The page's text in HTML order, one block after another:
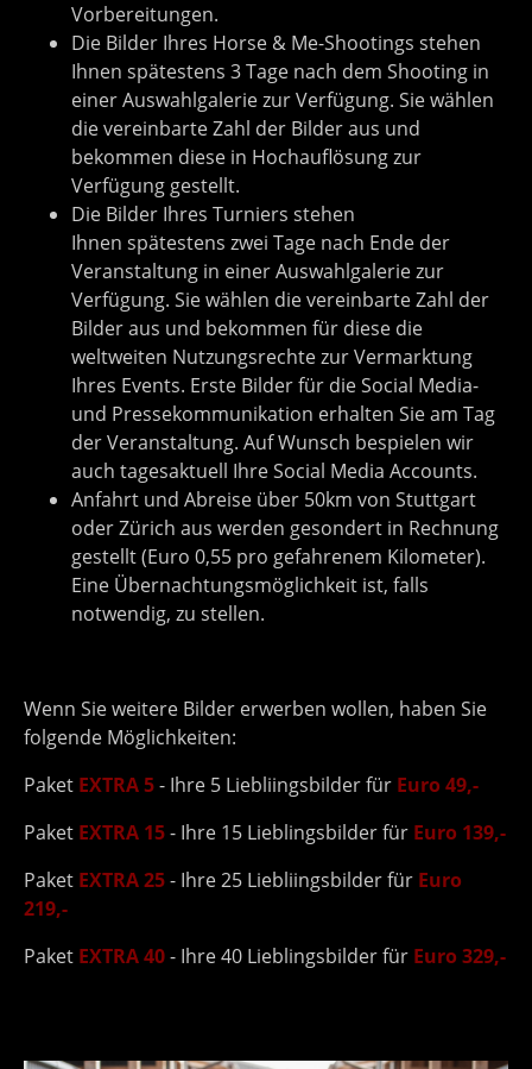
Vorbereitungen.
Die Bilder Ihres Horse & Me-Shootings stehen
Ihnen spätestens 3 Tage nach dem Shooting in
einer Auswahlgalerie zur Verfügung. Sie wählen
die vereinbarte Zahl der Bilder aus und
bekommen diese in Hochauflösung zur
Verfügung gestellt.
Die Bilder Ihres Turniers stehen
Ihnen spätestens zwei Tage nach Ende der
Veranstaltung in einer Auswahlgalerie zur
Verfügung. Sie wählen die vereinbarte Zahl der
Bilder aus und bekommen für diese die
weltweiten Nutzungsrechte zur Vermarktung
Ihres Events. Erste Bilder für die Social Media-
und Pressekommunikation erhalten Sie am Tag
der Veranstaltung. Auf Wunsch bespielen wir
auch tagesaktuell Ihre Social Media Accounts.
Anfahrt und Abreise über 50km von Stuttgart
oder Zürich aus werden gesondert in Rechnung
gestellt (Euro 0,55 pro gefahrenem Kilometer).
Eine Übernachtungsmöglichkeit ist, falls
notwendig, zu stellen.
Wenn Sie weitere Bilder erwerben wollen, haben Sie
folgende Möglichkeiten:
Paket EXTRA 5- Ihre 5 Liebliingsbilder für Euro 49,-
Paket EXTRA 15- Ihre 15 Lieblingsbilder für Euro 139,-
Paket EXTRA 25- Ihre 25 Liebliingsbilder für Euro
219,-
Paket EXTRA 40- Ihre 40 Lieblingsbilder für Euro 329,-